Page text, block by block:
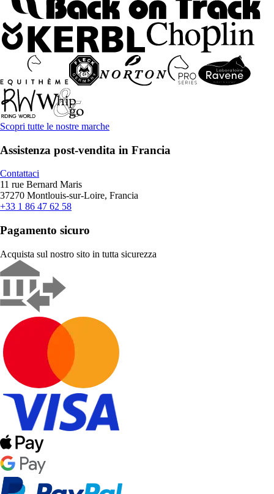
Scopri tutte le nostre marche
Assistenza post-vendita in Francia
Contattaci
11 rue Bernard Maris
37270 Montlouis-sur-Loire, Francia
+33 1 86 47 62 58
Pagamento sicuro
Acquista sul nostro sito in tutta sicurezza